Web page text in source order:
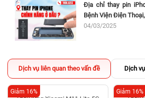
Địa chỉ thay pin
Bệnh Viện Điện
04/03/2025
Dịch vụ liên quan theo vấn đề Dịch
Giảm 16% Giảm 16%